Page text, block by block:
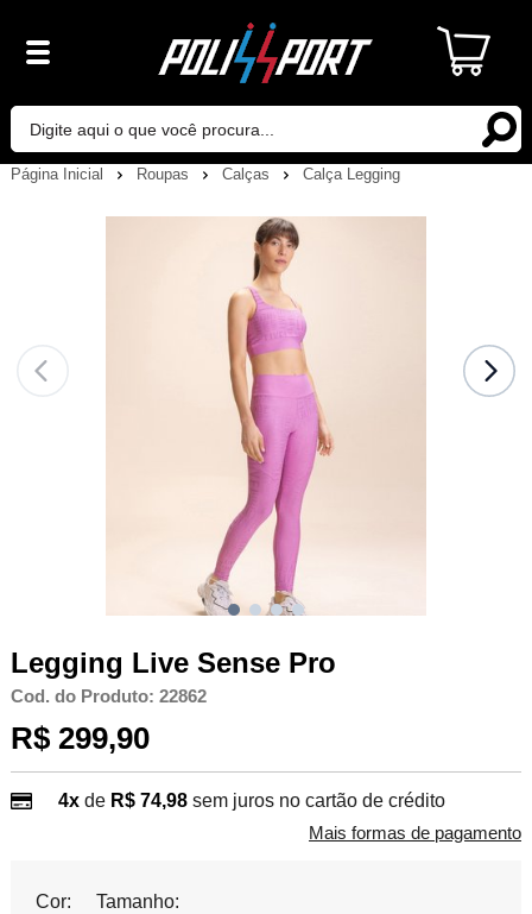
Página Inicial Roupas Calças Calça Legging
Legging Live Sense Pro
Cod. do Produto: 22862
R$ 299,90
4xde R$ 74,98 sem juros no cartão de crédito
Mais formas de pagamento
Cor:
Tamanho: